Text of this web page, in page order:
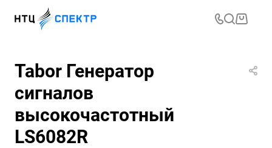
Tabor Генератор
сигналов
высокочастотный
LS6082R